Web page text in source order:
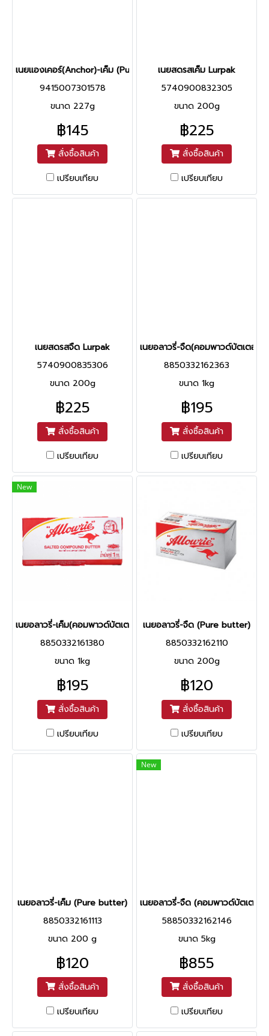
เนยแองเคอร์(Anchor)-เค็ม (Pure butter)
9415007301578
ขนาด 227g
฿145
สั่งซื้อสินค้า
เปรียบเทียบ
เนยสดรสเค็ม Lurpak
5740900832305
ขนาด 200g
฿225
สั่งซื้อสินค้า
เปรียบเทียบ
เนยสดรสจืด Lurpak
5740900835306
ขนาด 200g
฿225
สั่งซื้อสินค้า
เปรียบเทียบ
เนยอลาวรี่-จืด(คอมพาวด์บัตเตอร์)
8850332162363
ขนาด 1kg
฿195
สั่งซื้อสินค้า
เปรียบเทียบ
New
เนยอลาวรี่-เค็ม(คอมพาวด์บัตเตอร์)
8850332161380
ขนาด 1kg
฿195
สั่งซื้อสินค้า
เปรียบเทียบ
เนยอลาวรี่-จืด (Pure butter)
8850332162110
ขนาด 200g
฿120
สั่งซื้อสินค้า
เปรียบเทียบ
เนยอลาวรี่-เค็ม (Pure butter)
8850332161113
ขนาด 200 g
฿120
สั่งซื้อสินค้า
เปรียบเทียบ
New
เนยอลาวรี่-จืด (คอมพาวด์บัตเตอร์)
58850332162146
ขนาด 5kg
฿855
สั่งซื้อสินค้า
เปรียบเทียบ